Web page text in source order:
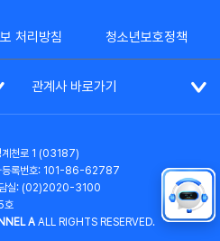
처리방침 청소년보호정책
관계사 바로가기
계천로 1 (03187)
등록번호: 101-86-62787
담실: (02)2020-3100
호
A ALL RIGHTS RESERVED.